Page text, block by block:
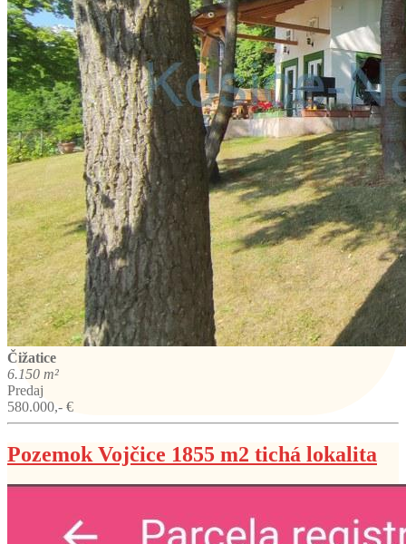
Čižatice
6.150 m²
Predaj
580.000,- €
Pozemok Vojčice 1855 m2 tichá lokalita